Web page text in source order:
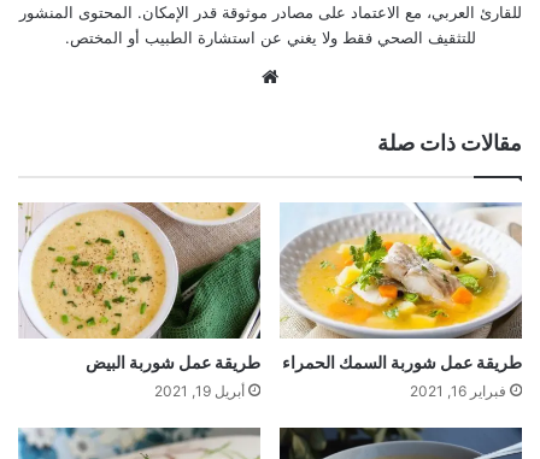
للقارئ العربي، مع الاعتماد على مصادر موثوقة قدر الإمكان. المحتوى المنشور
للتثقيف الصحي فقط ولا يغني عن استشارة الطبيب أو المختص.
مقالات ذات صلة
طريقة عمل شوربة السمك الحمراء
فبراير 16, 2021
طريقة عمل شوربة البيض
أبريل 19, 2021